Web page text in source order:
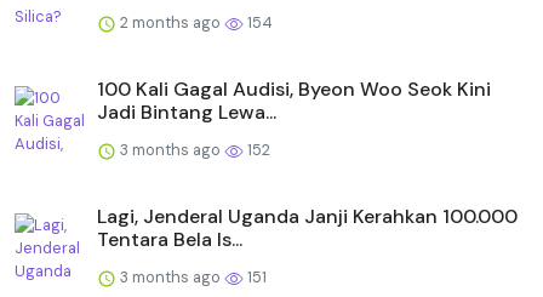
2 months ago 154
100 Kali Gagal Audisi, Byeon Woo Seok Kini
Jadi Bintang Lewa...
3 months ago 152
Lagi, Jenderal Uganda Janji Kerahkan 100.000
Tentara Bela Is...
3 months ago 151